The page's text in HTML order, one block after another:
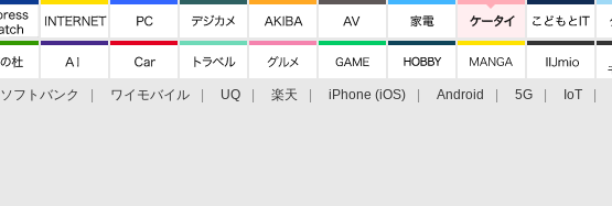
ソフトバンク ワイモバイル UQ 楽天 iPhone (iOS) Android 5G IoT